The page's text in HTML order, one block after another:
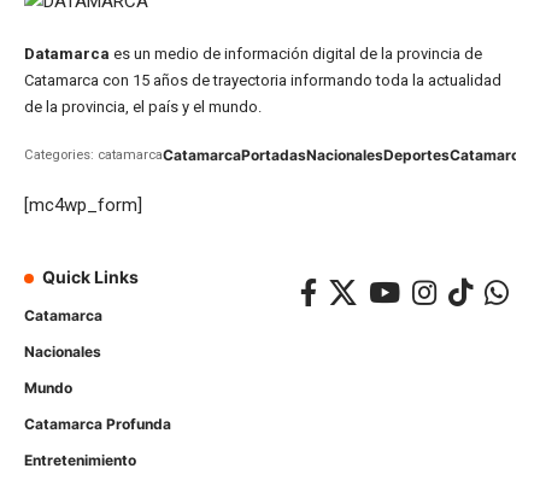
Datamarca es un medio de información digital de la provincia de
Catamarca con 15 años de trayectoria informando toda la actualidad
de la provincia, el país y el mundo.
Categories: catamarcaCatamarcaPortadasNacionalesDeportesCatamarca
[mc4wp_form]
Quick Links
Catamarca
Nacionales
Mundo
Catamarca Profunda
Entretenimiento